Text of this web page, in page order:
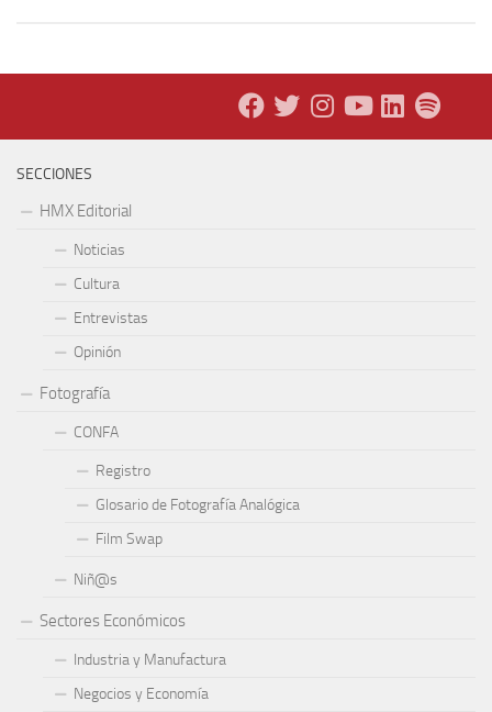
SECCIONES
HMX Editorial
Noticias
Cultura
Entrevistas
Opinión
Fotografía
CONFA
Registro
Glosario de Fotografía Analógica
Film Swap
Niñ@s
Sectores Económicos
Industria y Manufactura
Negocios y Economía